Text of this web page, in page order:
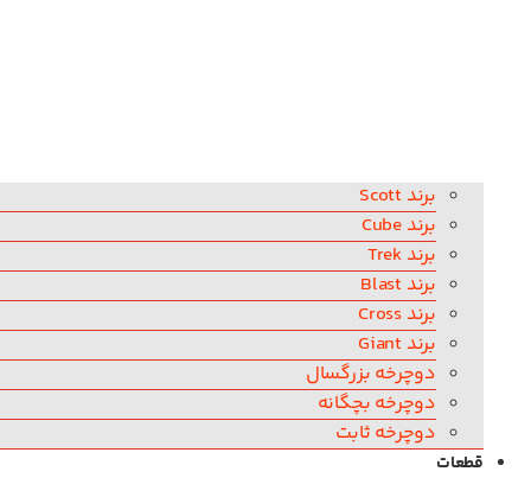
برند Scott
برند Cube
برند Trek
برند Blast
برند Cross
برند Giant
دوچرخه بزرگسال
دوچرخه بچگانه
دوچرخه ثابت
قطعات